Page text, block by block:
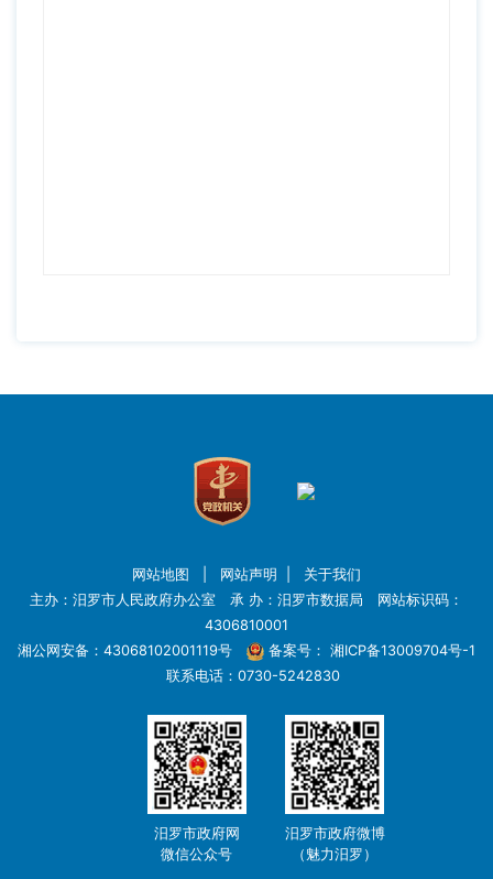
网站地图 网站声明
关于我们
主办：汨罗市人民政府办公室 承 办：汨罗市数据局 网站标识码：
4306810001
湘公网安备：43068102001119号
备案号： 湘ICP备13009704号-1
联系电话：0730-5242830
汨罗市政府网
微信公众号
汨罗市政府微博
（魅力汨罗）